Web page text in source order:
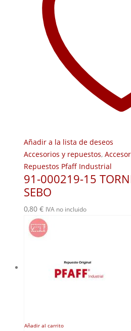
Añadir a la lista de deseos
Accesorios y repuestos,
Repuestos Pfaff Industrial
91-000219-15
SEBO
0,80 € IVA no incluido
Añadir al carrito